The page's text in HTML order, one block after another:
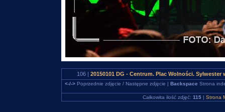
106 | 20150101 DG - Centrum. Plac Wolności.
<-/->Poprzednie zdjęcie / Następne zdjęcie | Backspace Strona
Całkowita ilość zdjęć: 115| Strona